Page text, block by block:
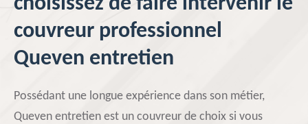
couvreur professionnel
Queven entretien
Possédant une longue expérience dans son métier,
Queven entretien est un couvreur de choix si vous